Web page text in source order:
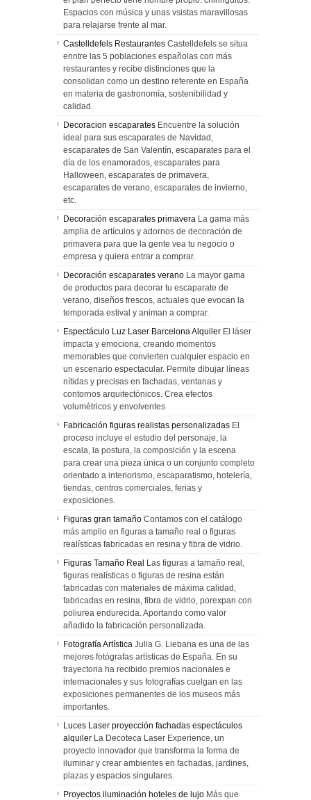
Espacios con música y unas vsistas maravillosas
para relajarse frente al mar.
Castelldefels Restaurantes Castelldefels se situa
enntre las 5 poblaciones españolas con más
restaurantes y recibe distinciones que la
consolidan como un destino referente en España
en materia de gastronomía, sostenibilidad y
calidad.
Decoracion escaparates Encuentre la solución
ideal para sus escaparates de Navidad,
escaparates de San Valentín, escaparates para el
día de los enamorados, escaparates para
Halloween, escaparates de primavera,
escaparates de verano, escaparates de invierno,
etc.
Decoración escaparates primavera La gama más
amplia de artículos y adornos de decoración de
primavera para que la gente vea tu negocio o
empresa y quiera entrar a comprar.
Decoración escaparates verano La mayor gama
de productos para decorar tu escaparate de
verano, diseños frescos, actuales que evocan la
temporada estival y animan a comprar.
Espectáculo Luz Laser Barcelona Alquiler El láser
impacta y emociona, creando momentos
memorables que convierten cualquier espacio en
un escenario espectacular. Permite dibujar líneas
nítidas y precisas en fachadas, ventanas y
contornos arquitectónicos. Crea efectos
volumétricos y envolventes
Fabricación figuras realistas personalizadas El
proceso incluye el estudio del personaje, la
escala, la postura, la composición y la escena
para crear una pieza única o un conjunto completo
orientado a interiorismo, escaparatismo, hotelería,
tiendas, centros comerciales, ferias y
exposiciones.
Figuras gran tamaño Contamos con el catálogo
más amplio en figuras a tamaño real o figuras
realísticas fabricadas en resina y fibra de vidrio.
Figuras Tamaño Real Las figuras a tamaño real,
figuras realísticas o figuras de resina están
fabricadas con materiales de máxima calidad,
fabricadas en resina, fibra de vidrio, porexpan con
poliurea endurecida. Aportando como valor
añadido la fabricación personalizada.
Fotografía Artística Julia G. Liebana es una de las
mejores fotógrafas artísticas de España. En su
trayectoria ha recibido premios nacionales e
internacionales y sus fotografías cuelgan en las
exposiciones permanentes de los museos más
importantes.
Luces Laser proyección fachadas espectáculos
alquiler La Decoteca Laser Experience, un
proyecto innovador que transforma la forma de
iluminar y crear ambientes en fachadas, jardines,
plazas y espacios singulares.
Proyectos iluminación hoteles de lujo Más que